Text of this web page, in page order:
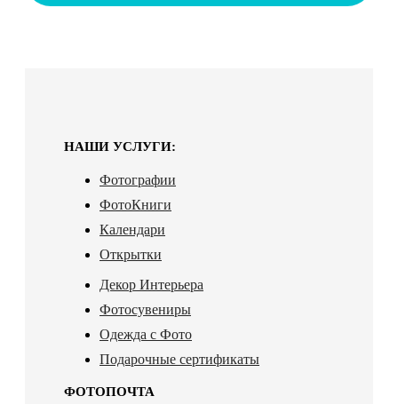
НАШИ УСЛУГИ:
Фотографии
ФотоКниги
Календари
Открытки
Декор Интерьера
Фотосувениры
Одежда с Фото
Подарочные сертификаты
ФОТОПОЧТА